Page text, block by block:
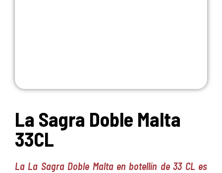
La Sagra Doble Malta
33CL
La La Sagra Doble Malta en botellín de 33 CL es